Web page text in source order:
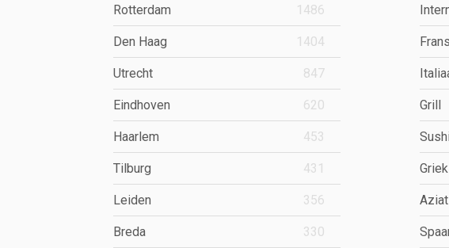
Rotterdam 1486
Den Haag 1404
Utrecht 847
Eindhoven 620
Haarlem 453
Tilburg 431
Leiden 356
Breda 330
Frans
Grill